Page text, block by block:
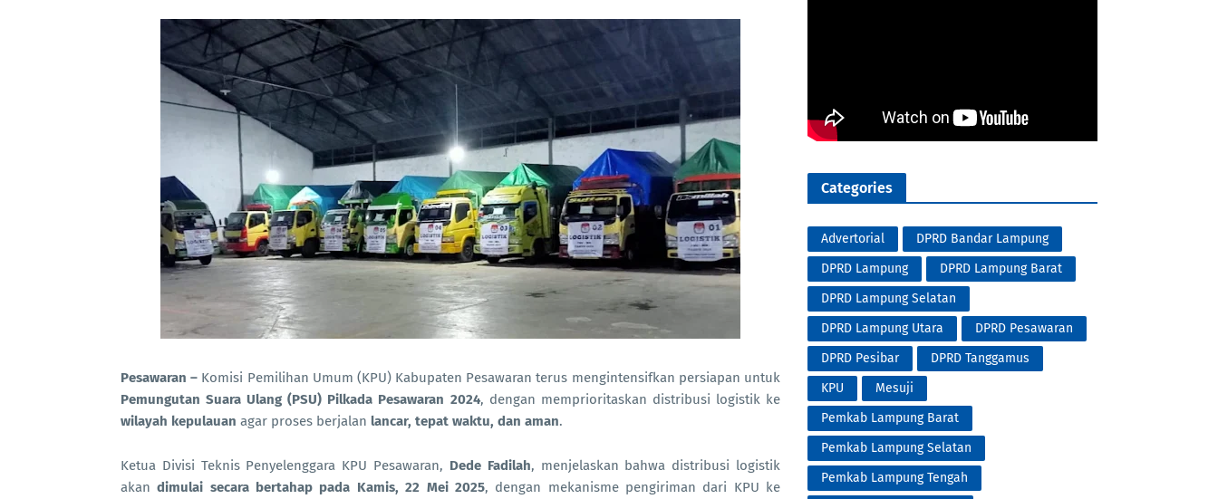
Pesawaran – Komisi Pemilihan Umum (KPU) Kabupaten Pesawaran terus mengintensifkan persiapan untuk
Pemungutan Suara Ulang (PSU) Pilkada Pesawaran 2024, dengan memprioritaskan distribusi logistik ke
wilayah kepulauan agar proses berjalan lancar, tepat waktu, dan aman.
Ketua Divisi Teknis Penyelenggara KPU Pesawaran, Dede Fadilah, menjelaskan bahwa distribusi logistik
akandimulai secara bertahap pada Kamis, 22 Mei 2025, dengan mekanisme pengiriman dari KPU ke
Categories
Advertorial
DPRD Bandar Lampung
DPRD Lampung
DPRD Lampung Barat
DPRD Lampung Selatan
DPRD Lampung Utara
DPRD Pesawaran
DPRD Pesibar
DPRD Tanggamus
KPU
Mesuji
Pemkab Lampung Barat
Pemkab Lampung Selatan
Pemkab Lampung Tengah